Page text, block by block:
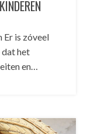
is zóveel
dat het
en…